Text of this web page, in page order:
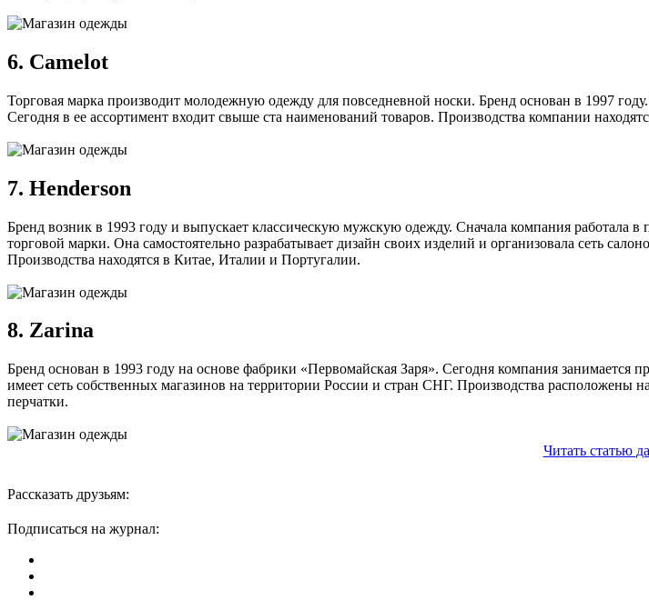
6. Camelot
Торговая марка производит молодежную одежду для повседневной носки. Бренд основан в 1997
Сегодня в ее ассортимент входит свыше ста наименований товаров. Производства компании
7. Henderson
Бренд возник в 1993 году и выпускает классическую мужскую одежду. Сначала компания работала
торговой марки. Она самостоятельно разрабатывает дизайн своих изделий и организовала сеть
Производства находятся в Китае, Италии и Португалии.
8. Zarina
Бренд основан в 1993 году на основе фабрики «Первомайская Заря». Сегодня компания
имеет сеть собственных магазинов на территории России и стран СНГ. Производства
перчатки.
Читать статью
Рассказать друзьям:
Подписаться на журнал: